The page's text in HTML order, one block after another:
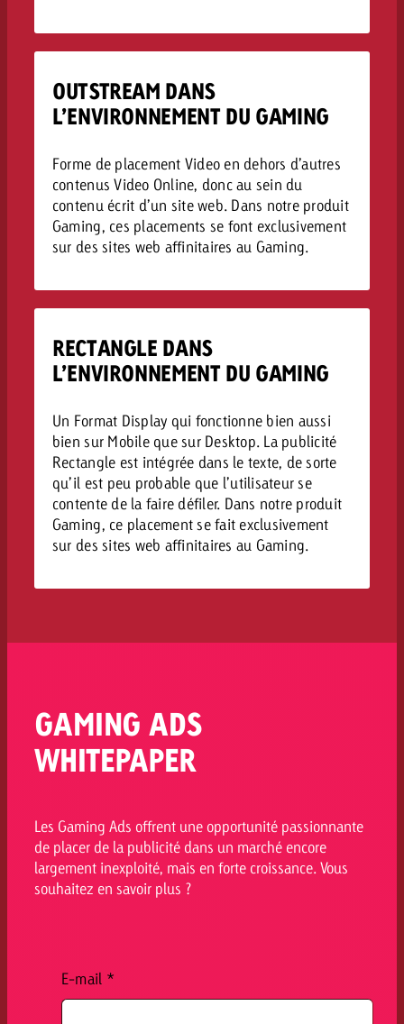
OUTSTREAM DANS
L’ENVIRONNEMENT DU GAMING
Forme de placement Video en dehors d’autres
contenus Video Online, donc au sein du
contenu écrit d’un site web. Dans notre produit
Gaming, ces placements se font exclusivement
sur des sites web affinitaires au Gaming.
RECTANGLE DANS
L’ENVIRONNEMENT DU GAMING
Un Format Display qui fonctionne bien aussi
bien sur Mobile que sur Desktop. La publicité
Rectangle est intégrée dans le texte, de sorte
qu’il est peu probable que l’utilisateur se
contente de la faire défiler. Dans notre produit
Gaming, ce placement se fait exclusivement
sur des sites web affinitaires au Gaming.
GAMING ADS
WHITEPAPER
Les Gaming Ads offrent une opportunité passionnante
de placer de la publicité dans un marché encore
largement inexploité, mais en forte croissance. Vous
souhaitez en savoir plus ?
E-mail *